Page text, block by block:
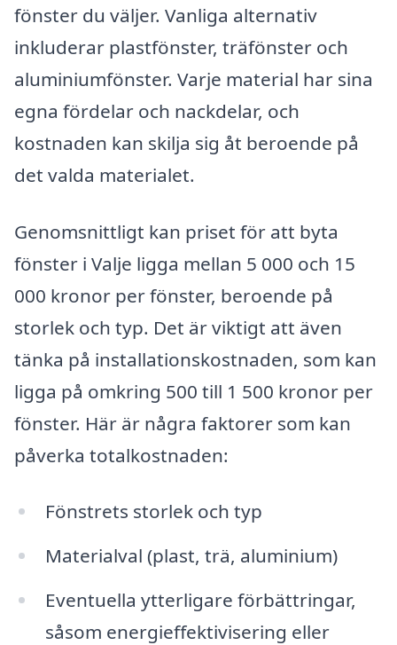
fönster du väljer. Vanliga alternativ
inkluderar plastfönster, träfönster och
aluminiumfönster. Varje material har sina
egna fördelar och nackdelar, och
kostnaden kan skilja sig åt beroende på
det valda materialet.
Genomsnittligt kan priset för att byta
fönster i Valje ligga mellan 5 000 och 15
000 kronor per fönster, beroende på
storlek och typ. Det är viktigt att även
tänka på installationskostnaden, som kan
ligga på omkring 500 till 1 500 kronor per
fönster. Här är några faktorer som kan
påverka totalkostnaden:
Fönstrets storlek och typ
Materialval (plast, trä, aluminium)
Eventuella ytterligare förbättringar,
såsom energieffektivisering eller